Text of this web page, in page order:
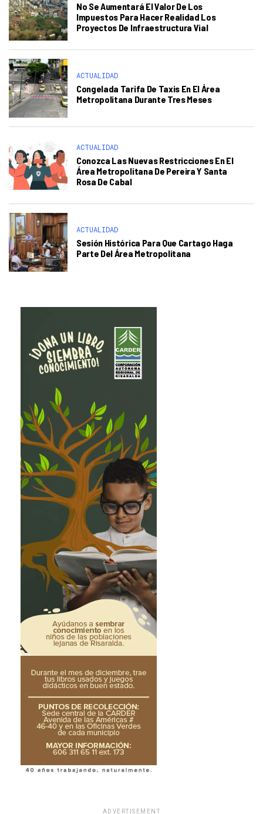
No Se Aumentará El Valor De Los
Impuestos Para Hacer Realidad Los
Proyectos De Infraestructura Vial
ACTUALIDAD
Congelada Tarifa De Taxis En El Área
Metropolitana Durante Tres Meses
ACTUALIDAD
Conozca Las Nuevas Restricciones En El
Área Metropolitana De Pereira Y Santa
Rosa De Cabal
ACTUALIDAD
Sesión Histórica Para Que Cartago Haga
Parte Del Área Metropolitana
ADVERTISEMENT